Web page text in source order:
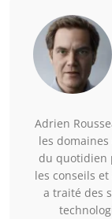
Adrien
les
du quotidien
les conseils
a traité des